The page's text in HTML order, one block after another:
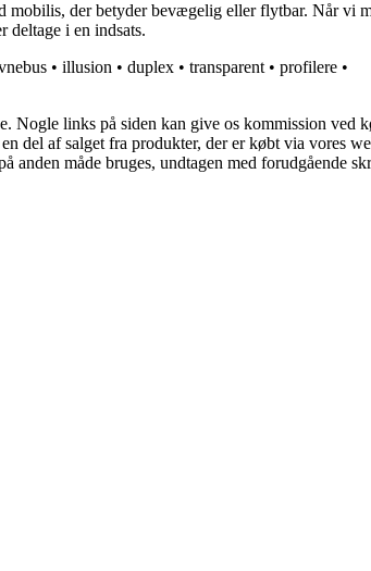
mobilis, der betyder bevægelig eller flytbar. Når
deltage i en indsats.
• illusion • duplex • transparent • profilere •
Nogle links på siden kan give os kommission ved
del af salget fra produkter, der er købt via vores
anden måde bruges, undtagen med forudgående